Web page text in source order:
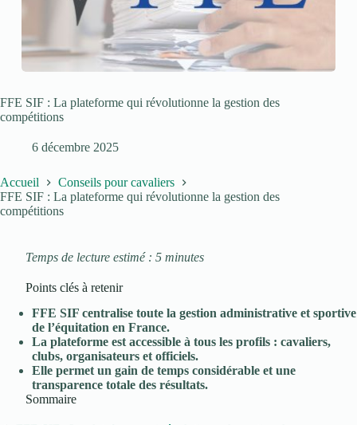
FFE SIF : La plateforme qui révolutionne la gestion des
compétitions
6 décembre 2025
Accueil
Conseils pour cavaliers
FFE SIF : La plateforme qui révolutionne la gestion des
compétitions
Temps de lecture estimé : 5 minutes
Points clés à retenir
FFE SIF centralise toute la gestion administrative et sportive
de l’équitation en France.
La plateforme est accessible à tous les profils : cavaliers,
clubs, organisateurs et officiels.
Elle permet un gain de temps considérable et une
transparence totale des résultats.
Sommaire